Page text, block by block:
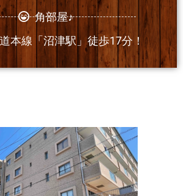
角部屋♪
本線「沼津駅」徒歩17分！